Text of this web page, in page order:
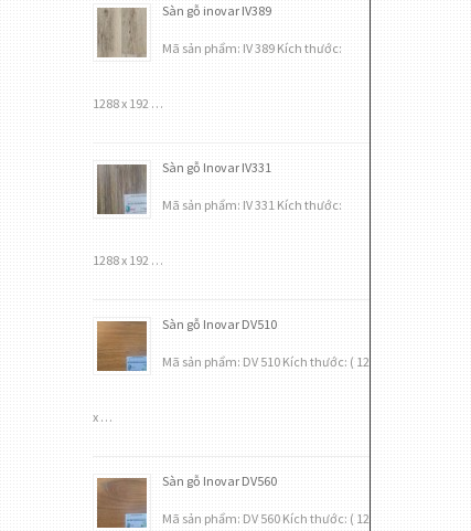
Sàn gỗ inovar IV389
Mã sản phẩm: IV 389 Kích thước:
1288 x 192 …
Sàn gỗ Inovar IV331
Mã sản phẩm: IV 331 Kích thước:
1288 x 192 …
Sàn gỗ Inovar DV510
Mã sản phẩm: DV 510 Kích thước: ( 12
x …
Sàn gỗ Inovar DV560
Mã sản phẩm: DV 560 Kích thước: ( 12